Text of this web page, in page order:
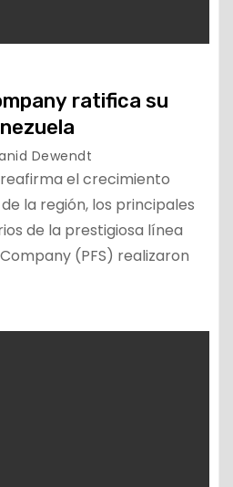
ratifica su
Dewendt
el crecimiento
la región, los principales
de la prestigiosa línea
(PFS) realizaron